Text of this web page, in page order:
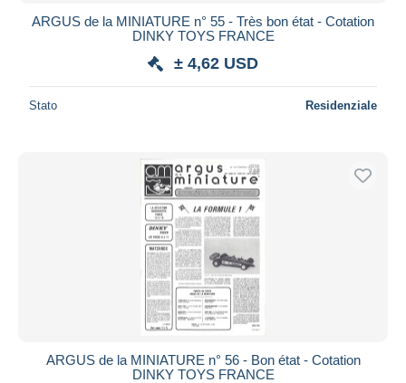
ARGUS de la MINIATURE n° 55 - Très bon état - Cotation
DINKY TOYS FRANCE
± 4,62 USD
Stato Residenziale
ARGUS de la MINIATURE n° 56 - Bon état - Cotation
DINKY TOYS FRANCE